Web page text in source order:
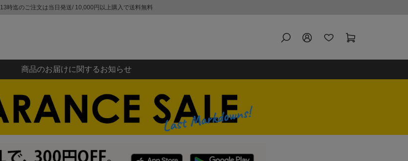
13時迄のご注文は当日発送/ 10,000円以上購入で送料無料
商品のお届けに関するお知らせ